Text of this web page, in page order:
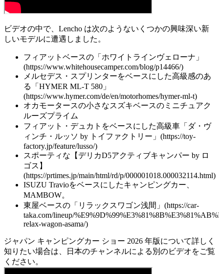
ビデオの中で、Lencho は次のようないくつかの興味深い新
しいモデルに遭遇しました。
フィアットベースの「ホワイトラインヴェローナ」
(https://www.whitehousecamper.com/blog/p14466/)
メルセデス・スプリンターをベースにした高級感のあ
る「HYMER ML-T 580」
(https://www.hymer.com/de/en/motorhomes/hymer-ml-t)
オカモータースの小さなスズキベースのミニチュアク
ルーズプライム
フィアット・デュカトをベースにした高級車「ダ・ヴ
ィンチ・ルッソ by トイファクトリー」(https://toy-
factory.jp/feature/lusso/)
スポーティな【デリカD5アクティブキャンパー by ロ
ゴス】
(https://prtimes.jp/main/html/rd/p/000001018.000032114.html)
ISUZU Travioをベースにしたキャンピングカー、
MAMBOW。
東屋ベースの「リラックスワゴン浅間」(https://car-
taka.com/lineup/
relax-wagon-asama/)
ジャパン キャンピングカー ショー 2026 年版について詳しく
知りたい場合は、日本のチャンネルによる別のビデオをご覧
ください。